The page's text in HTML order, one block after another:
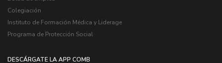
Colegiación
Instituto de Formación Médica y Liderage
Programa de Protección Social
DESCÁRGATE LA APP COMB